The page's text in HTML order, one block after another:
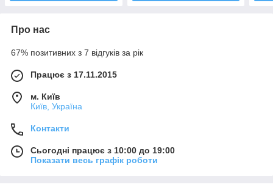
Про нас
67% позитивних з 7 відгуків за рік
Працює з 17.11.2015
м. Київ
Київ, Україна
Контакти
Сьогодні працює з 10:00 до 19:00
Показати весь графік роботи